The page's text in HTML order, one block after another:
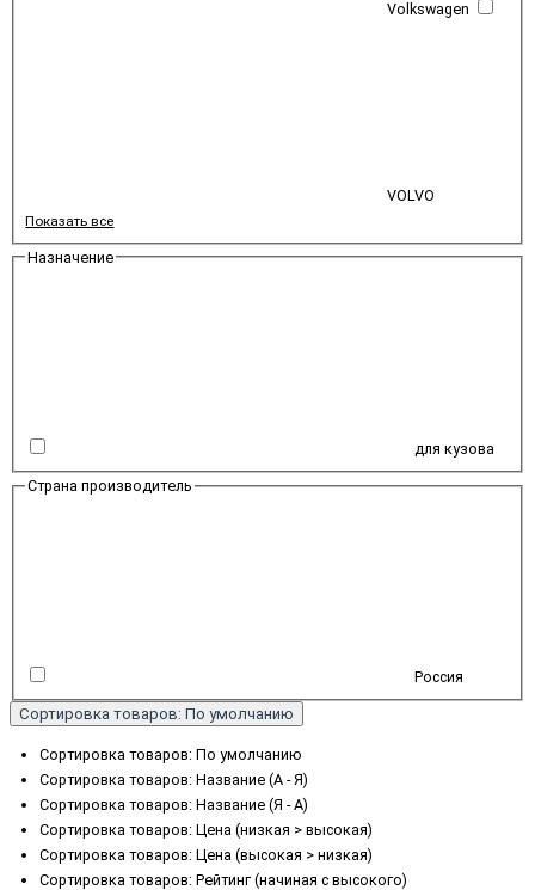
Volkswagen
VOLVO
Показать все
Назначение
для кузова
Страна производитель
Россия
Сортировка товаров: По умолчанию
Сортировка товаров: По умолчанию
Сортировка товаров: Название (А - Я)
Сортировка товаров: Название (Я - А)
Сортировка товаров: Цена (низкая > высокая)
Сортировка товаров: Цена (высокая > низкая)
Сортировка товаров: Рейтинг (начиная с высокого)